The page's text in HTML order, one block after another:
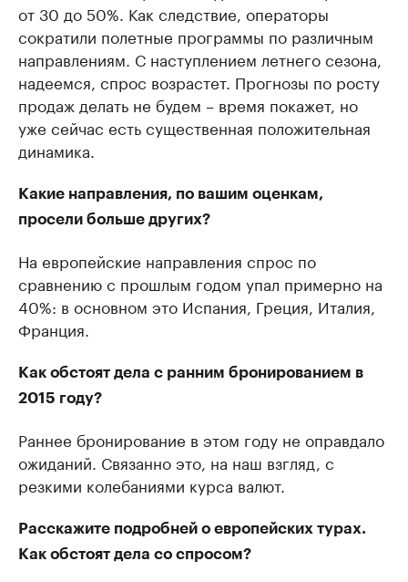
от 30 до 50%. Как следствие, операторы
сократили полетные программы по различным
направлениям. С наступлением летнего сезона,
надеемся, спрос возрастет. Прогнозы по росту
продаж делать не будем – время покажет, но
уже сейчас есть существенная положительная
динамика.
Какие направления, по вашим оценкам,
просели больше других?
На европейские направления спрос по
сравнению с прошлым годом упал примерно на
40%: в основном это Испания, Греция, Италия,
Франция.
Как обстоят дела с ранним бронированием в
2015 году?
Раннее бронирование в этом году не оправдало
ожиданий. Связанно это, на наш взгляд, с
резкими колебаниями курса валют.
Расскажите подробней о европейских турах.
Как обстоят дела со спросом?